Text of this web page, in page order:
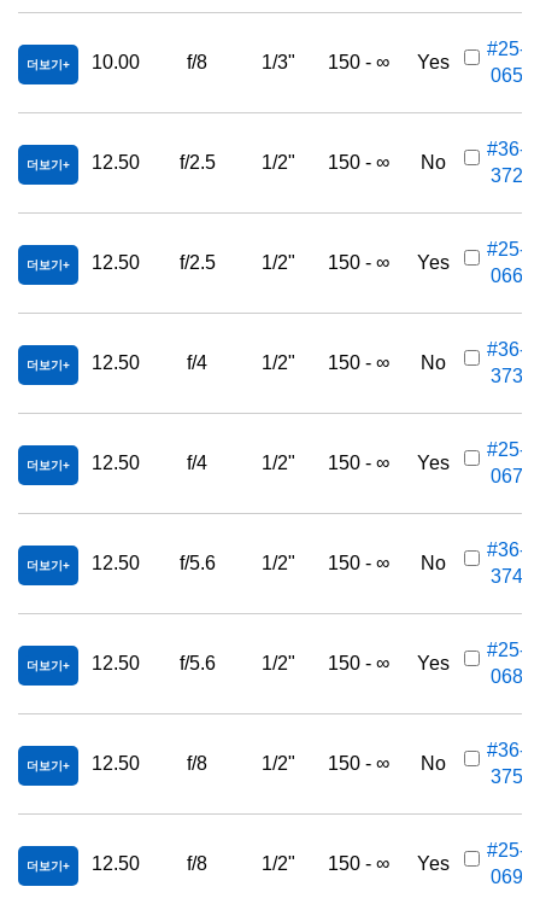
더보기 10.00 f/8 1/3" 150 - ∞ Yes
#25-
065
더보기 12.50 f/2.5 1/2" 150 - ∞ No
#36-
372
더보기 12.50 f/2.5 1/2" 150 - ∞ Yes
#25-
066
더보기 12.50 f/4 1/2" 150 - ∞ No
#36-
373
더보기 12.50 f/4 1/2" 150 - ∞ Yes
#25-
067
더보기 12.50 f/5.6 1/2" 150 - ∞ No
#36-
374
더보기 12.50 f/5.6 1/2" 150 - ∞ Yes
#25-
068
더보기 12.50 f/8 1/2" 150 - ∞ No
#36-
375
더보기 12.50 f/8 1/2" 150 - ∞ Yes
#25-
069